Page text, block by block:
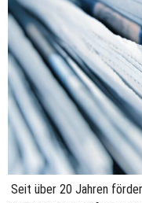
Seit über 20 Jahren